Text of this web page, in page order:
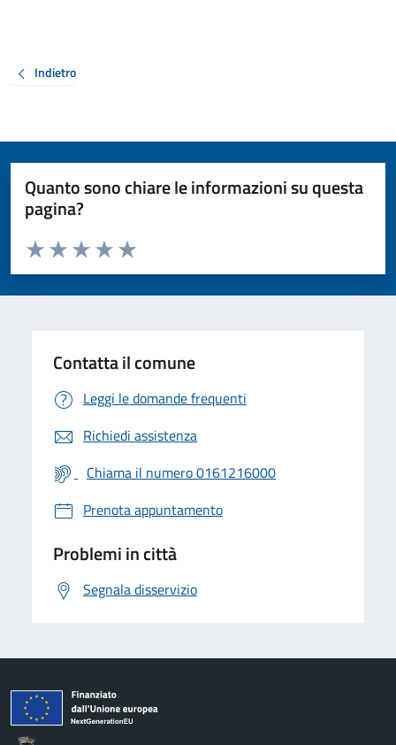
Indietro
Quanto sono chiare le informazioni su questa
pagina?
Valuta da 1 a 5 stelle la pagina
Valuta 5 stelle su 5
Valuta 4 stelle su 5
Valuta 3 stelle su 5
Valuta 2 stelle su 5
Valuta 1 stelle su 5
Contatta il comune
Leggi le domande frequenti
Richiedi assistenza
Chiama il numero 0161216000
Prenota appuntamento
Problemi in città
Segnala disservizio